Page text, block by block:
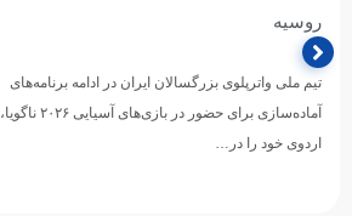
روسیه
تیم ملی واترپلوی بزرگسالان ایران در ادامه برنامه‌های
آماده‌سازی برای حضور در بازی‌های آسیایی ۲۰۲۶ ناگویا،
اردوی خود را در…